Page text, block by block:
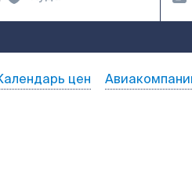
цен